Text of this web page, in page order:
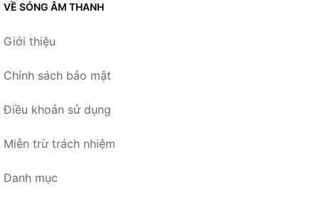
VỀ SÓNG ÂM THANH
Giới thiệu
Chính sách bảo mật
Điều khoản sử dụng
Miễn trừ trách nhiệm
Danh mục